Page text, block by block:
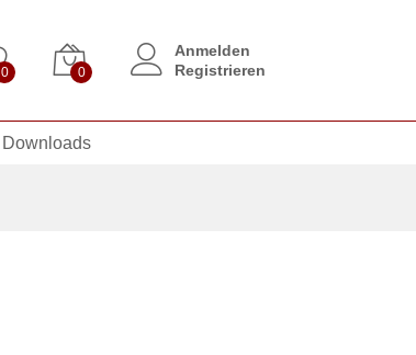
0 0
Anmelden
Registrieren
Downloads